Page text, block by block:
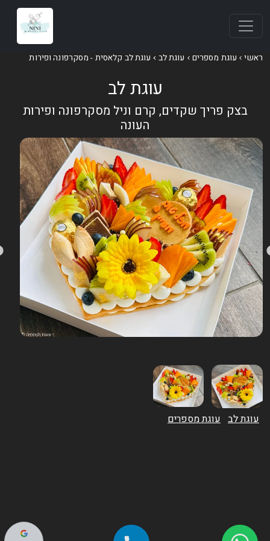
ראשי עוגת מספרים עוגת לב עוגת לב קלאסית - מסקרפונה ופירות
עוגת לב
בצק פריך שקדים, קרם וניל מסקרפונה ופירות
העונה
עוגת לב עוגת מספרים